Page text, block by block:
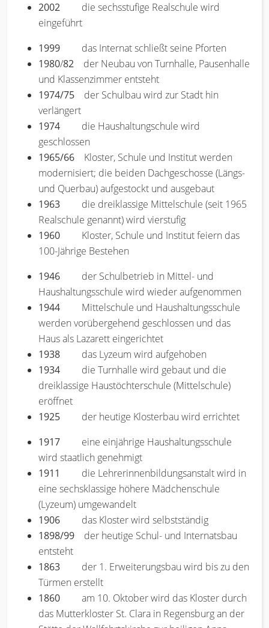
2002 die sechsstufige Realschule wird
eingeführt
1999 das Internat schließt seine Pforten
1980/82 der Neubau von Turnhalle, Pausenhalle
und Klassenzimmer entsteht
1974/75 der Schulbau wird zur Stadt hin
verlängert
1974 die Haushaltungschule wird
geschlossen
1965/66 Kloster, Schule und Institut werden
modernisiert; die beiden Dachgeschosse (Längs-
und Querbau) aufgestockt und ausgebaut
1963 die dreiklassige Mittelschule (seit 1965
Realschule genannt) wird vierstufig
1960 Kloster, Schule und Institut feiern das
100-Jährige Bestehen
1946 der Schulbetrieb in Mittel- und
Haushaltungsschule wird wieder aufgenommen
1944 Mittelschule und Haushaltungsschule
werden vorübergehend geschlossen und das
Haus als Lazarett eingerichtet
1938 das Lyzeum wird aufgehoben
1934 die Turnhalle wird gebaut und die
dreiklassige Haustöchterschule (Mittelschule)
eröffnet
1925 der heutige Klosterbau wird errichtet
1917 eine einjährige Haushaltungsschule
wird staatlich genehmigt
1911 die Lehrerinnenbildungsanstalt wird in
eine sechsklassige höhere Mädchenschule
(Lyzeum) umgewandelt
1906 das Kloster wird selbstständig
1898/99 der heutige Schul- und Internatsbau
entsteht
1863 der 1. Erweiterungsbau wird bis zu den
Türmen erstellt
1860
am 10. Oktober wird das Kloster durch
das Mutterkloster St. Clara in Regensburg an der